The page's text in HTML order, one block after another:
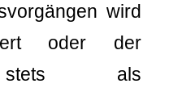
wird
oder der
stets als